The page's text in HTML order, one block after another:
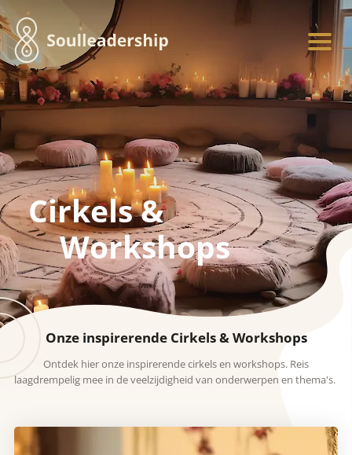
Cirkels &
Workshops
Onze inspirerende Cirkels & Workshops
Ontdek hier onze inspirerende cirkels en workshops. Reis
laagdrempelig mee in de veelzijdigheid van onderwerpen en thema's.